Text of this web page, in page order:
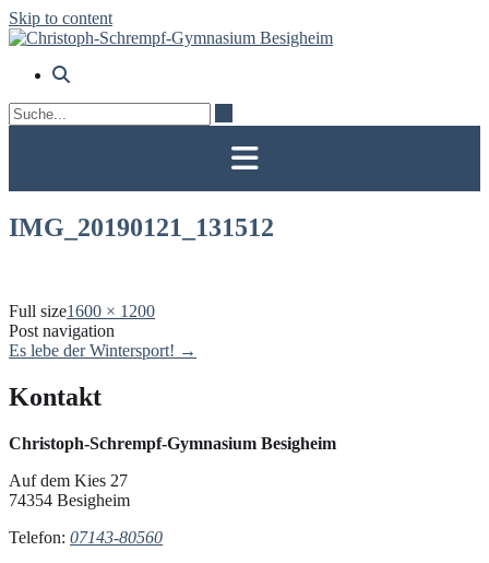
Skip to content
IMG_20190121_131512
Full size1600 × 1200
Post navigation
Es lebe der Wintersport! →
Kontakt
Christoph-Schrempf-Gymnasium Besigheim
Auf dem Kies 27
74354 Besigheim
Telefon: 07143-80560